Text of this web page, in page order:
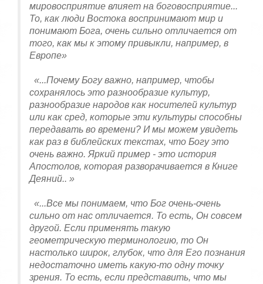
мировосприятие влияет на боговосприятие...
То, как люди Востока воспринимают мир и
понимают Бога, очень сильно отличается от
того, как мы к этому привыкли, например, в
Европе»
«...Почему Богу важно, например, чтобы
сохранялось это разнообразие культур,
разнообразие народов как носителей культур
или как сред, которые эти культуры способны
передавать во времени? И мы можем увидеть
как раз в библейских текстах, что Богу это
очень важно. Яркий пример - это история
Апостолов, которая разворачивается в Книге
Деяний.. »
«...Все мы понимаем, что Бог очень-очень
сильно от нас отличается. То есть, Он совсем
другой. Если применять такую
геометрическую терминологию, то Он
настолько широк, глубок, что для Его познания
недостаточно иметь какую-то одну точку
зрения. То есть, если представить, что мы